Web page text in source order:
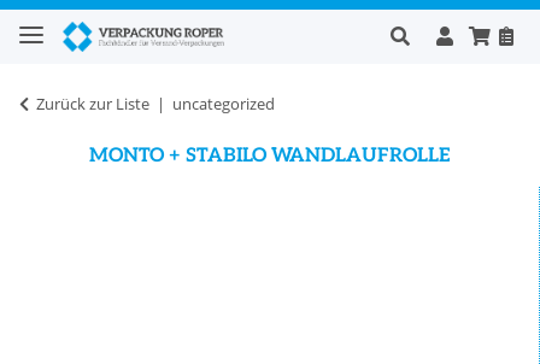
Zurück zur Liste uncategorized
MONTO + STABILO WANDLAUFROLLE